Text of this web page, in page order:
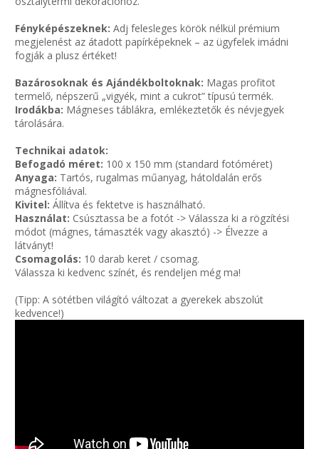
Fényképészeknek:Adj felesleges körök nélkül prémium
megjelenést az átadott papírképeknek – az ügyfelek imádni
fogják a plusz értéket!
Bazárosoknak és Ajándékboltoknak: Magas profitot
termelő, népszerű „vigyék, mint a cukrot” típusú termék.
Irodákba: Mágneses táblákra, emlékeztetők és névjegyek
tárolására.
Technikai adatok:
Befogadó méret: 100 x 150 mm (standard fotóméret)
Anyaga: Tartós, rugalmas műanyag, hátoldalán erős
mágnesfóliával.
Kivitel:Állítva és fektetve is használható.
Használat: Csúsztassa be a fotót -> Válassza ki a rögzítési
módot (mágnes, támaszték vagy akasztó) -> Élvezze a
látványt!
Csomagolás: 10 darab keret / csomag.
Válassza ki kedvenc színét, és rendeljen még ma!
(Tipp: A sötétben világító változat a gyerekek abszolút
kedvence!)